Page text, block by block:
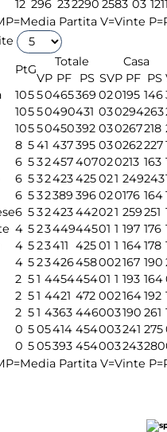
12 296 232290 2583 03 12
Partita V=Vinte
PtG
Totale Casa
VP PF PS SVP PF PS
10550465369 020195 146
10550490431 030294263
10550450392 030267218
8 541 437395 030262227
6 532457407020213 163
6 532423425021 249243
6 532389 396020176 164
6 532423442021 259251
4 52344944501 1 197 176
4 523411 42501 1 164178
4 523426458002167 190
2 51 445445401 1 193 164
2 51 4421 472 002164192
2 51 4363 446003190 261
0 505414 454003241 275
0 505393 454003243280
Partita V=Vinte